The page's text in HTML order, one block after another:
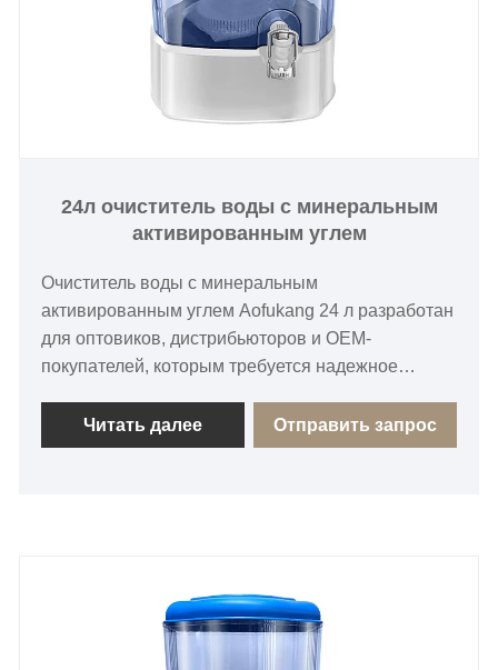
24л очиститель воды с минеральным
активированным углем
Очиститель воды с минеральным
активированным углем Aofukang 24 л разработан
для оптовиков, дистрибьюторов и OEM-
покупателей, которым требуется надежное
Благодаря материалам, пригодным для пищевых
продуктов, 7-слойной фильтрации, технологии
Читать далее Отправить запрос